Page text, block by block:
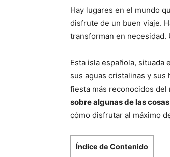
Hay lugares en el mundo
disfrute de un buen viaje.
transforman en necesidad.
Esta isla española, situada
sus aguas cristalinas y
fiesta más reconocidos
sobre algunas de las
cómo disfrutar al máximo
Índice de Contenido